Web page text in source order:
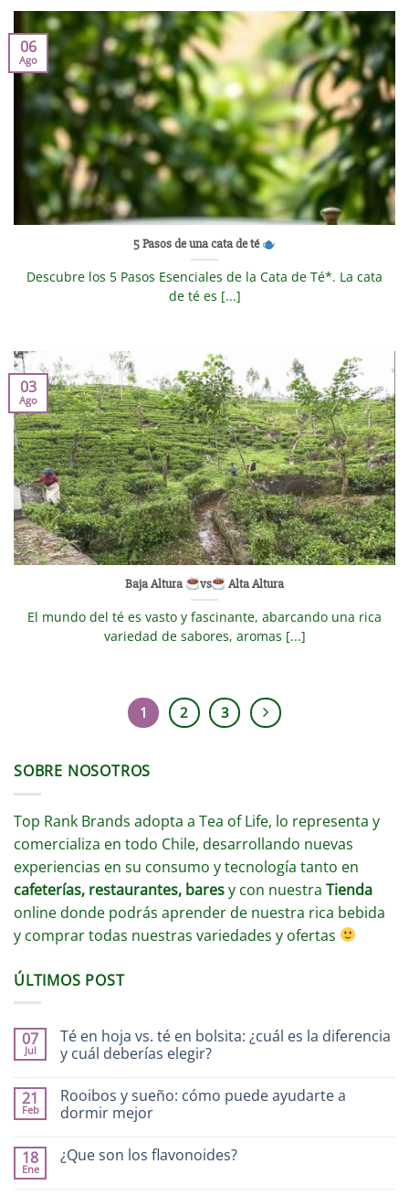
5 Pasos de una cata de té
Descubre los 5 Pasos Esenciales de la Cata de Té*. La cata
de té es [...]
06
Ago
Baja Altura vs Alta Altura
El mundo del té es vasto y fascinante, abarcando una rica
variedad de sabores, aromas [...]
03
Ago
1 2 3
SOBRE NOSOTROS
Top Rank Brands adopta a Tea of Life, lo representa y
comercializa en todo Chile, desarrollando nuevas
experiencias en su consumo y tecnología tanto en
cafeterías, restaurantes, baresy con nuestra Tienda
online donde podrás aprender de nuestra rica bebida
y comprar todas nuestras variedades y ofertas
ÚLTIMOS POST
07
Jul
Té en hoja vs. té en bolsita: ¿cuál es la diferencia
y cuál deberías elegir?
21
Feb
Rooibos y sueño: cómo puede ayudarte a
dormir mejor
18
Ene
¿Que son los flavonoides?